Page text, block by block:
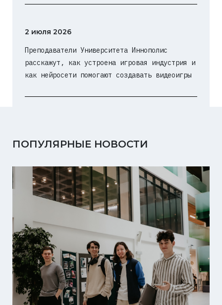
2 июля 2026
Преподаватели Университета Иннополис
расскажут, как устроена игровая индустрия и
как нейросети помогают создавать видеоигры
ПОПУЛЯРНЫЕ НОВОСТИ